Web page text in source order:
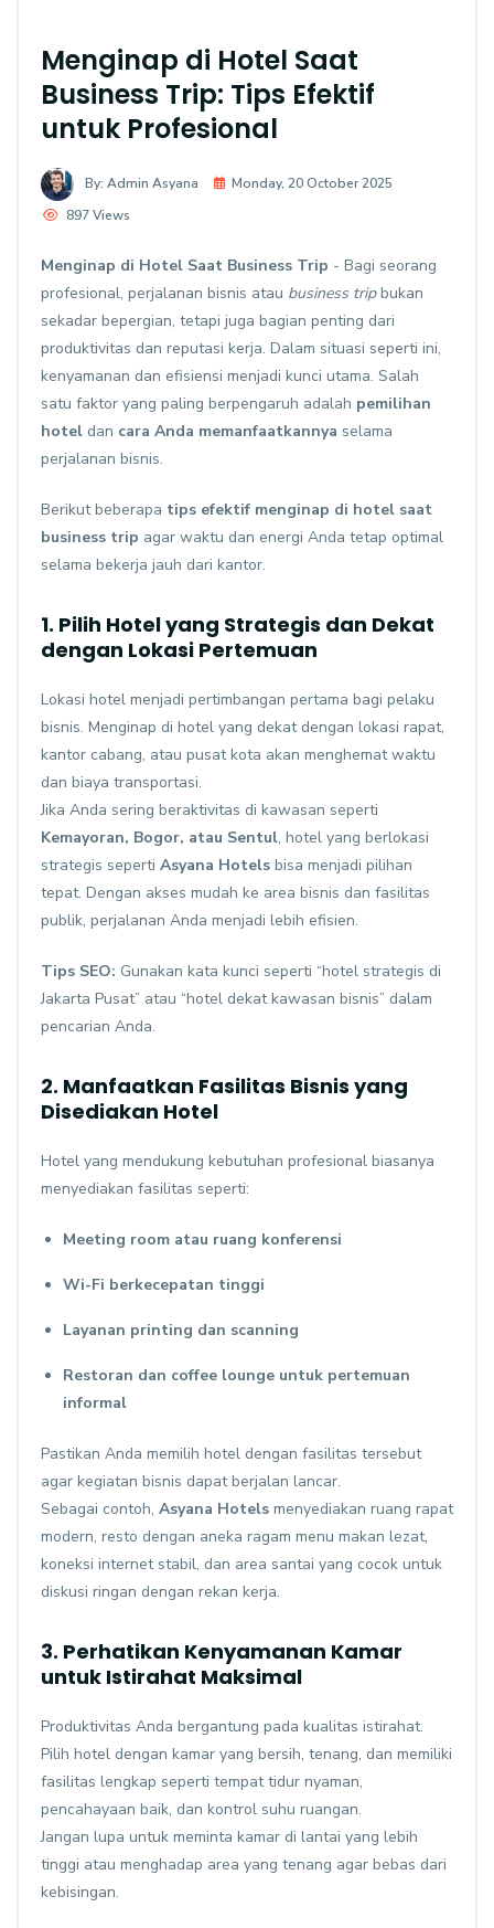
Menginap di Hotel Saat
Business Trip: Tips Efektif
untuk Profesional
By: Admin Asyana
Monday, 20 October 2025
897 Views
Menginap di Hotel Saat Business Trip - Bagi seorang
profesional, perjalanan bisnis atau business tripbukan
sekadar bepergian, tetapi juga bagian penting dari
produktivitas dan reputasi kerja. Dalam situasi seperti ini,
kenyamanan dan efisiensi menjadi kunci utama. Salah
satu faktor yang paling berpengaruh adalah pemilihan
hotel dan cara Anda memanfaatkannya selama
perjalanan bisnis.
Berikut beberapa tips efektif menginap di hotel saat
business trip agar waktu dan energi Anda tetap optimal
selama bekerja jauh dari kantor.
1. Pilih Hotel yang Strategis dan Dekat
dengan Lokasi Pertemuan
Lokasi hotel menjadi pertimbangan pertama bagi pelaku
bisnis. Menginap di hotel yang dekat dengan lokasi rapat,
kantor cabang, atau pusat kota akan menghemat waktu
dan biaya transportasi.
Jika Anda sering beraktivitas di kawasan seperti
Kemayoran, Bogor, atau Sentul, hotel yang berlokasi
strategis seperti Asyana Hotels bisa menjadi pilihan
tepat. Dengan akses mudah ke area bisnis dan fasilitas
publik, perjalanan Anda menjadi lebih efisien.
Tips SEO: Gunakan kata kunci seperti “hotel strategis di
Jakarta Pusat” atau “hotel dekat kawasan bisnis” dalam
pencarian Anda.
2. Manfaatkan Fasilitas Bisnis yang
Disediakan Hotel
Hotel yang mendukung kebutuhan profesional biasanya
menyediakan fasilitas seperti:
Meeting room atau ruang konferensi
Wi-Fi berkecepatan tinggi
Layanan printing dan scanning
Restoran dan coffee lounge untuk pertemuan
informal
Pastikan Anda memilih hotel dengan fasilitas tersebut
agar kegiatan bisnis dapat berjalan lancar.
Sebagai contoh, Asyana Hotels menyediakan ruang rapat
modern, resto dengan aneka ragam menu makan lezat,
koneksi internet stabil, dan area santai yang cocok untuk
diskusi ringan dengan rekan kerja.
3. Perhatikan Kenyamanan Kamar
untuk Istirahat Maksimal
Produktivitas Anda bergantung pada kualitas istirahat.
Pilih hotel dengan kamar yang bersih, tenang, dan memiliki
fasilitas lengkap seperti tempat tidur nyaman,
pencahayaan baik, dan kontrol suhu ruangan.
Jangan lupa untuk meminta kamar di lantai yang lebih
tinggi atau menghadap area yang tenang agar bebas dari
kebisingan.